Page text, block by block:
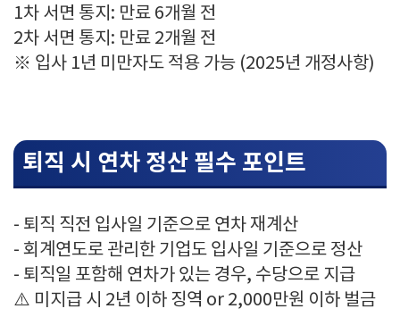
1차 서면 통지: 만료 6개월 전
2차 서면 통지: 만료 2개월 전
※ 입사 1년 미만자도 적용 가능 (2025년 개정사항)
퇴직 시 연차 정산 필수 포인트
- 퇴직 직전 입사일 기준으로 연차 재계산
- 회계연도로 관리한 기업도 입사일 기준으로 정산
- 퇴직일 포함해 연차가 있는 경우, 수당으로 지급
⚠️ 미지급 시 2년 이하 징역 or 2,000만원 이하 벌금